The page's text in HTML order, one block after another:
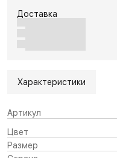
Доставка
Характеристики
Артикул
Цвет
Размер